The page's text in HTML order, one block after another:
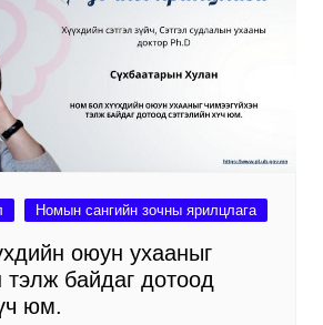
Номын сангийн зочны ярилцлага
оюун ухааныг
тэлж байдаг дотоод
юм.